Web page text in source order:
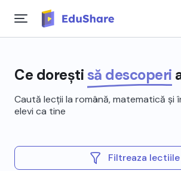
Ce dorești să descoperi
Caută lecții la română, matematică și
elevi ca tine
Filtreaza lectiile